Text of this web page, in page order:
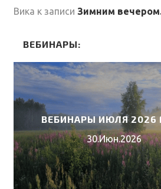
Вика к записи Зимним
ВЕБИНАРЫ:
ВЕБИНАРЫ ИЮЛЯ 2026
30.Июн.2026